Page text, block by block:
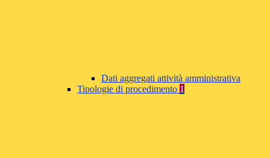
Dati aggregati attività amministrativa
Tipologie di procedimento 1